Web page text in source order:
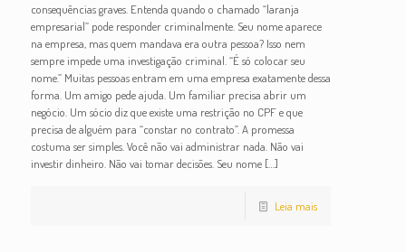
consequências graves. Entenda quando o chamado “laranja
empresarial” pode responder criminalmente. Seu nome aparece
na empresa, mas quem mandava era outra pessoa? Isso nem
sempre impede uma investigação criminal. “É só colocar seu
nome.” Muitas pessoas entram em uma empresa exatamente dessa
forma. Um amigo pede ajuda. Um familiar precisa abrir um
negócio. Um sócio diz que existe uma restrição no CPF e que
precisa de alguém para “constar no contrato”. A promessa
costuma ser simples. Você não vai administrar nada. Não vai
investir dinheiro. Não vai tomar decisões. Seu nome[…]
Leia mais